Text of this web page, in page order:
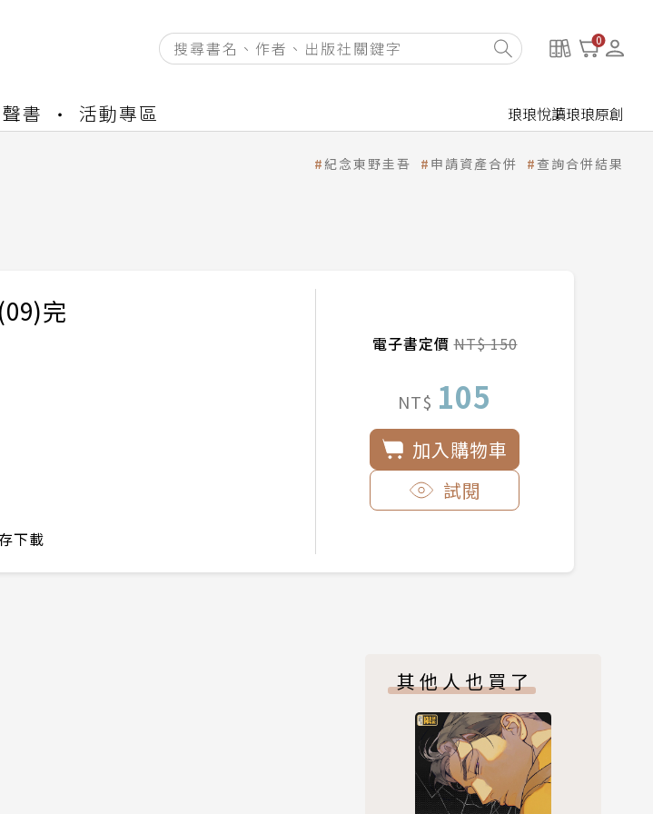
0
書 活動專區 琅琅悅讀琅琅原創
服務
服務
紀念東野圭吾 申請資產合併 查詢合併結果
完
下載
電子書定價NT$ 150
NT$ 105
加入購物車
試閱
其他人也買了